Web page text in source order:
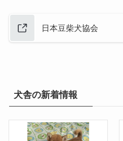
日本豆柴犬協会
犬舎の新着情報